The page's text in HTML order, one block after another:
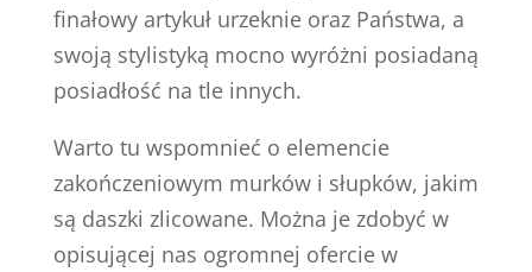
finałowy artykuł urzeknie oraz Państwa, a
swoją stylistyką mocno wyróżni posiadaną
posiadłość na tle innych.
Warto tu wspomnieć o elemencie
zakończeniowym murków i słupków, jakim
są daszki zlicowane. Można je zdobyć w
opisującej nas ogromnej ofercie w